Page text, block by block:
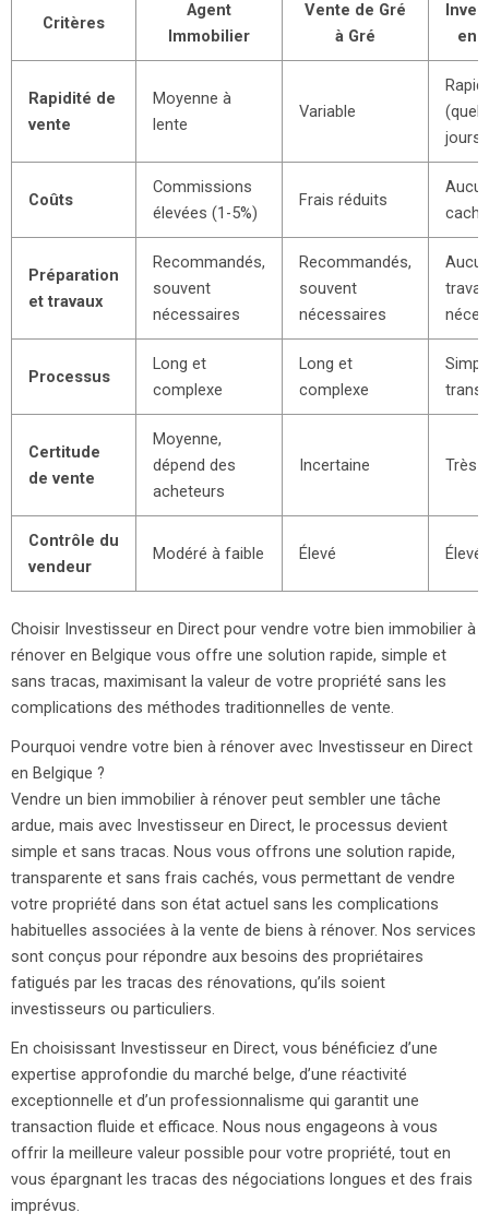
Critères
Agent
Immobilier
Vente de Gré
à Gré
en
Rapidité de
vente
Moyenne à
lente
Variable
jours)
Coûts
Commissions
élevées (1-5%)
Frais réduits
caché
Préparation
et travaux
Recommandés,
souvent
nécessaires
Recommandés,
souvent
nécessaires
Processus
Long et
complexe
Long et
complexe
Certitude
de vente
Moyenne,
dépend des
acheteurs
Incertaine Très
Contrôle du
vendeur
Modéré à faible Élevé Élevé
Choisir Investisseur en Direct pour vendre votre bien immobilier à
rénover en Belgique vous offre une solution rapide, simple et
sans tracas, maximisant la valeur de votre propriété sans les
complications des méthodes traditionnelles de vente.
Pourquoi vendre votre bien à rénover avec Investisseur en Direct
en Belgique ?
Vendre un bien immobilier à rénover peut sembler une tâche
ardue, mais avec Investisseur en Direct, le processus devient
simple et sans tracas. Nous vous offrons une solution rapide,
transparente et sans frais cachés, vous permettant de vendre
votre propriété dans son état actuel sans les complications
habituelles associées à la vente de biens à rénover. Nos services
sont conçus pour répondre aux besoins des propriétaires
fatigués par les tracas des rénovations, qu’ils soient
investisseurs ou particuliers.
En choisissant Investisseur en Direct, vous bénéficiez d’une
expertise approfondie du marché belge, d’une réactivité
exceptionnelle et d’un professionnalisme qui garantit une
transaction fluide et efficace. Nous nous engageons à vous
offrir la meilleure valeur possible pour votre propriété, tout en
vous épargnant les tracas des négociations longues et des frais
imprévus.